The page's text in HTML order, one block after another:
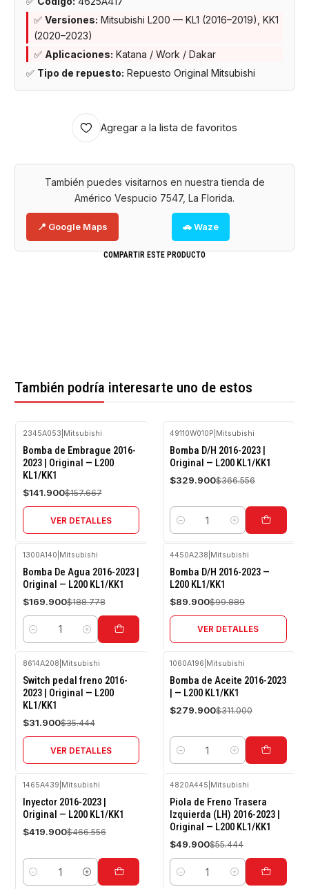
✅ Versiones: Mitsubishi L200 — KL1 (2016–2019), KK1
(2020–2023)
✅ Aplicaciones: Katana / Work / Dakar
✅ Tipo de repuesto: Repuesto Original Mitsubishi
Agregar a la lista de favoritos
También puedes visitarnos en nuestra tienda de
Américo Vespucio 7547, La Florida.
📍 Google Maps 🚗 Waze
COMPARTIR ESTE PRODUCTO
También podría interesarte uno de estos
-10%
OFF
Agotado
2345A053 Mitsubishi
Bomba de Embrague 2016-
2023 | Original — L200
KL1/KK1
$141.900$157.667
VER DETALLES
-10%
OFF
49110W010P Mitsubishi
Bomba D/H 2016-2023 |
Original — L200 KL1/KK1
$329.900$366.556
Cantidad
-10%
OFF
1300A140 Mitsubishi
Bomba De Agua 2016-2023 |
Original — L200 KL1/KK1
$169.900$188.778
Cantidad
-10%
OFF
4450A238 Mitsubishi
Bomba D/H 2016-2023 —
L200 KL1/KK1
$89.900$99.889
VER DETALLES
-10%
OFF
Agotado
8614A208 Mitsubishi
Switch pedal freno 2016-
2023 | Original — L200
KL1/KK1
$31.900$35.444
VER DETALLES
-10%
OFF
1060A196 Mitsubishi
Bomba de Aceite 2016-2023
| — L200 KL1/KK1
$279.900$311.000
Cantidad
-10%
OFF
1465A439 Mitsubishi
Inyector 2016-2023 |
Original — L200 KL1/KK1
$419.900$466.556
Cantidad
-10%
OFF
4820A445 Mitsubishi
Piola de Freno Trasera
Izquierda (LH) 2016-2023 |
Original — L200 KL1/KK1
$49.900$55.444
Cantidad